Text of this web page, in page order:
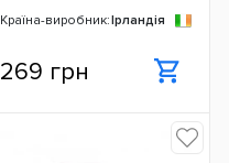
Країна-виробник:Ірландія
269 грн